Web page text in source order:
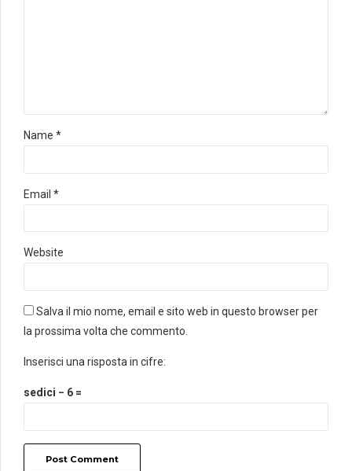
Name *
Email *
Website
Salva il mio nome, email e sito web in questo browser per
la prossima volta che commento.
Inserisci una risposta in cifre:
sedici − 6 =
Post Comment